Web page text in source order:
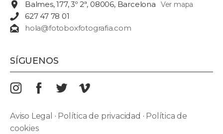
Balmes, 177, 3º 2ª, 08006, Barcelona Ver mapa
627 47 78 01
hola@fotoboxfotografia.com
SÍGUENOS
Aviso Legal · Política de privacidad · Política de
cookies